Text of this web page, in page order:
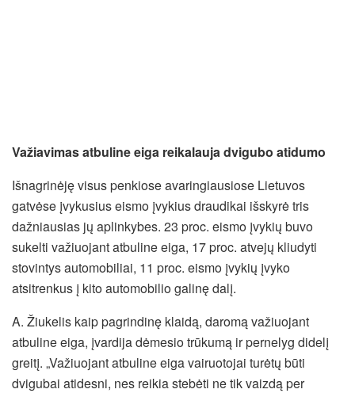
Važiavimas atbuline eiga reikalauja dvigubo atidumo
Išnagrinėję visus penkiose avaringiausiose Lietuvos
gatvėse įvykusius eismo įvykius draudikai išskyrė tris
dažniausias jų aplinkybes. 23 proc. eismo įvykių buvo
sukelti važiuojant atbuline eiga, 17 proc. atvejų kliudyti
stovintys automobiliai, 11 proc. eismo įvykių įvyko
atsitrenkus į kito automobilio galinę dalį.
A. Žiukelis kaip pagrindinę klaidą, daromą važiuojant
atbuline eiga, įvardija dėmesio trūkumą ir pernelyg didelį
greitį. „Važiuojant atbuline eiga vairuotojai turėtų būti
dvigubai atidesni, nes reikia stebėti ne tik vaizdą per